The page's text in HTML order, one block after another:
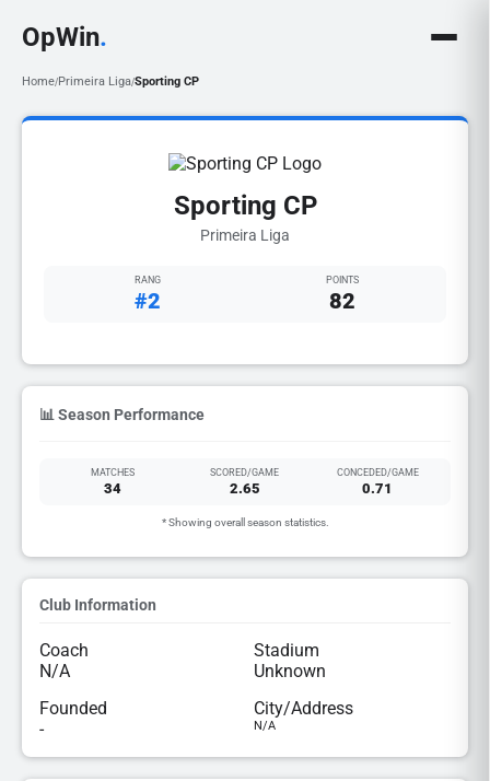
OpWin.
Home/Primeira Liga/Sporting CP
Sporting CP
Primeira Liga
RANG
#2
POINTS
82
📊 Season Performance
MATCHES
34
SCORED/GAME
2.65
CONCEDED/GAME
0.71
* Showing overall season statistics.
Club Information
Coach
N/A
Stadium
Unknown
Founded
-
City/Address
N/A